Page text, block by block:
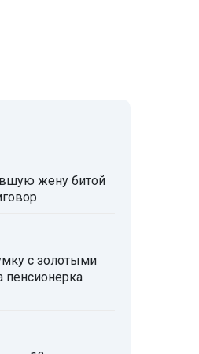
жену битой
с золотыми
пенсионерка